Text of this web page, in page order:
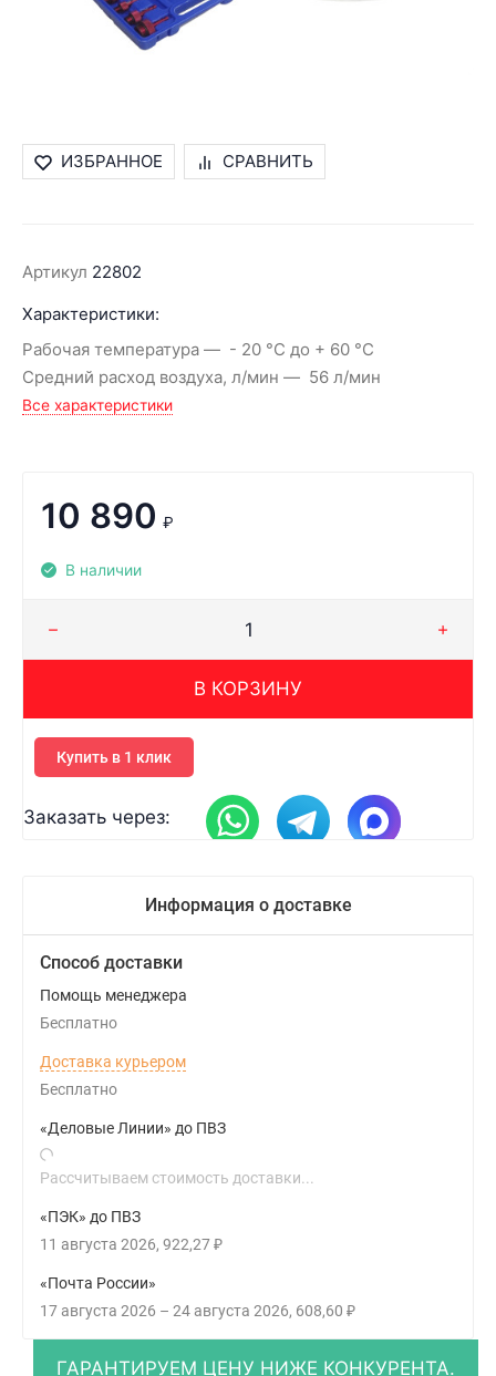
ИЗБРАННОЕ СРАВНИТЬ
Артикул 22802
Характеристики:
Рабочая температура
- 20 °C до + 60 °C
Средний расход воздуха, л/мин
56 л/мин
Все характеристики
10 890 ₽
В наличии
В КОРЗИНУ
Купить в 1 клик
Заказать через:
Информация о доставке
Способ доставки
Помощь менеджера
Бесплатно
Доставка курьером
Бесплатно
«Деловые Линии» до ПВЗ
Рассчитываем стоимость доставки...
«ПЭК» до ПВЗ
11 августа 2026 922,27₽
«Почта России»
17 августа 2026 – 24 августа 2026 608,60 ₽